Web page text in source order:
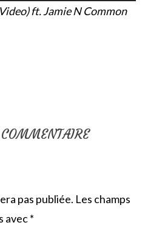
ft. Jamie N Common
pas publiée. Les champs
avec*